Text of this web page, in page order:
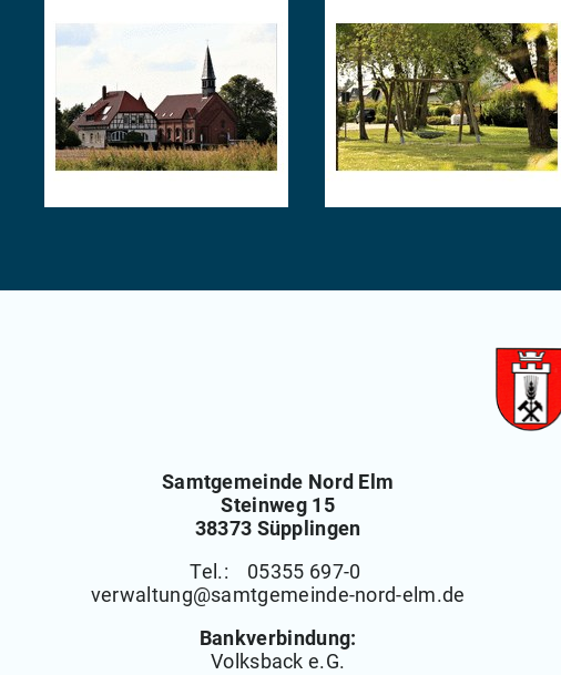
Samtgemeinde Nord Elm
Steinweg 15
38373 Süpplingen
Tel.: 05355 697-0
verwaltung@samtgemeinde-nord-elm.de
Bankverbindung:
Volksback e.G.